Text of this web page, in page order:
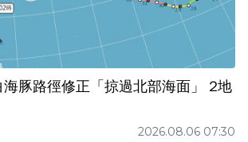
豚路徑修正「掠過北部海面」 2地
2026.08.06 07:30